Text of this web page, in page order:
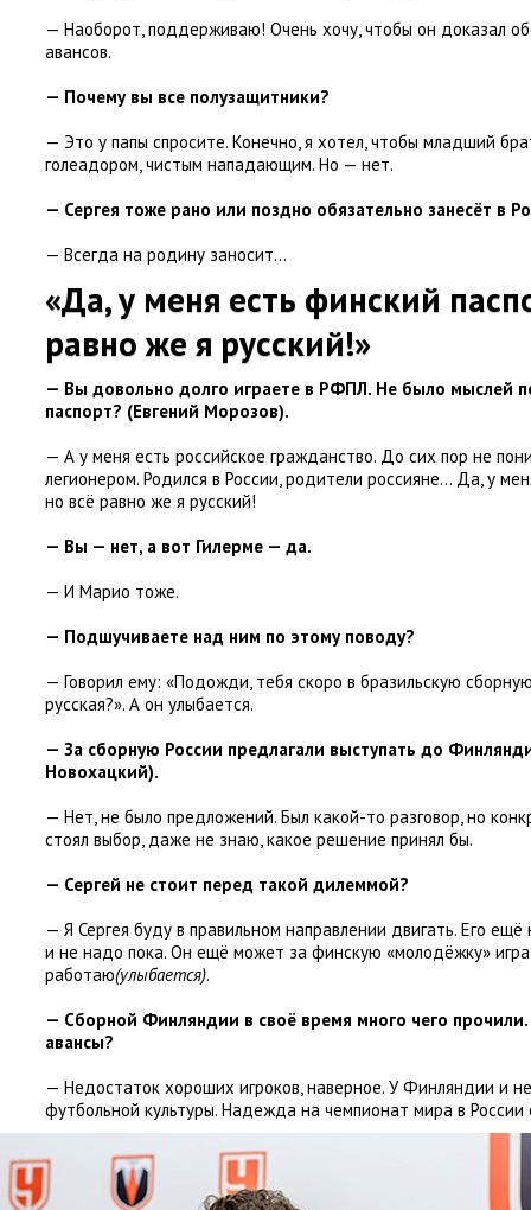
— Наоборот, поддерживаю! Очень хочу, чтобы он доказал
авансов.
— Почему вы все полузащитники?
— Это у папы спросите. Конечно, я хотел, чтобы младший
голеадором, чистым нападающим. Но — нет.
— Сергея тоже рано или поздно обязательно занесёт в
— Всегда на родину заносит…
«Да,у меня есть финский
равно же я русский!»
— Вы довольно долго играете в РФПЛ. Не было мыслей
паспорт? (Евгений Морозов).
— А у меня есть российское гражданство. До сих пор не
легионером. Родился в России, родители россияне… Да, у
но всё равно же я русский!
— Вы — нет, а вот Гилерме — да.
— И Марио тоже.
— Подшучиваете над ним по этому поводу?
— Говорил ему: «Подожди, тебя скоро в бразильскую
русская?». А он улыбается.
— За сборную России предлагали выступать до
Новохацкий).
— Нет, не было предложений. Был какой-то разговор, но
стоял выбор, даже не знаю, какое решение принял бы.
— Сергей не стоит перед такой дилеммой?
— Я Сергея буду в правильном направлении двигать. Его ещё
и не надо пока. Он ещё может за финскую «молодёжку»
работаю(улыбается).
— Сборной Финляндии в своё время много чего
авансы?
— Недостаток хороших игроков, наверное. У Финляндии и
футбольной культуры. Надежда на чемпионат мира в России